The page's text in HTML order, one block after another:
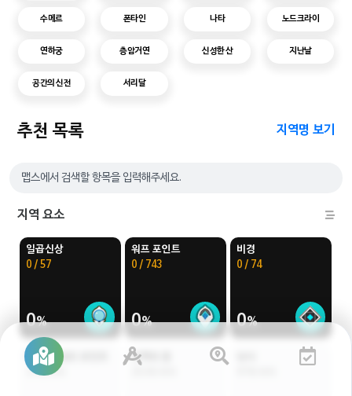
수메르 폰타인 나타 노드크라이
연하궁 층암거연 신성한 산 지난날
공간의 신전 서리달
추천 목록 지역명 보기
지역 요소
일곱신상
0 / 57
0
워프 포인트
0 / 743
0
비경
0 / 74
0
파도 배 워프 포인트
37개 위치
지맥의 꽃